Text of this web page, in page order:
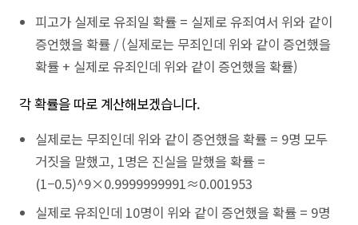
피고가 실제로 유죄일 확률 = 실제로 유죄여서 위와 같이
증언했을 확률 / (실제로는 무죄인데 위와 같이 증언했을
확률 + 실제로 유죄인데 위와 같이 증언했을 확률)
각 확률을 따로 계산해보겠습니다.
실제로는 무죄인데 위와 같이 증언했을 확률 = 9명 모두
거짓을 말했고, 1명은 진실을 말했을 확률 =
(1−0.5)^9×0.9999999991≈0.001953
실제로 유죄인데 10명이 위와 같이 증언했을 확률 = 9명